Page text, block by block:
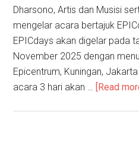
Dharsono, Artis dan Musisi
mengelar acara bertajuk
EPICdays akan digelar pada
November 2025 dengan
Epicentrum, Kuningan,
acara 3 hari akan … [Read